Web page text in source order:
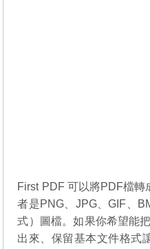
First PDF 可以將PDF檔
者是PNG、JPG、GIF、
式）圖檔。如果你希望能
出來、保留基本文件格式